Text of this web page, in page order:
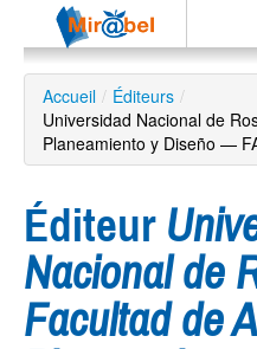
Le réseau
Soutien
Listes
Recherche
avancée
Accueil / Éditeurs /
Universidad Nacional de
Planeamiento y Diseño —
Éditeur
Nacional de
Facultad de